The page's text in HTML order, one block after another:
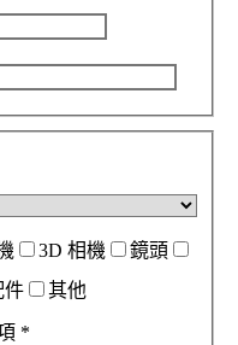
3D 相機
鏡頭
件 其他
*